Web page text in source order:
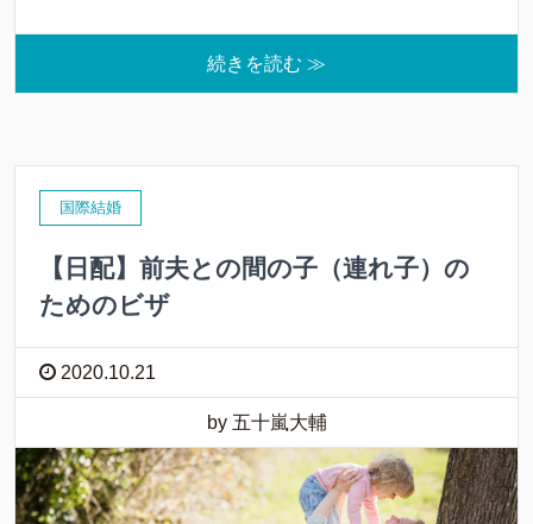
続きを読む ≫
国際結婚
【日配】前夫との間の子（連れ子）の
ためのビザ
2020.10.21
by 五十嵐大輔